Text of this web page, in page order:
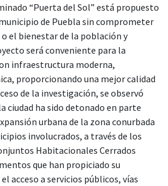
“Puerta del Sol” está propuesto
de Puebla sin comprometer
el bienestar de la población y
será conveniente para la
infraestructura moderna,
proporcionando una mejor calidad
de la investigación, se observó
ciudad ha sido detonado en parte
urbana de la zona conurbada
involucrados, a través de los
Habitacionales Cerrados
que han propiciado su
acceso a servicios públicos, vías